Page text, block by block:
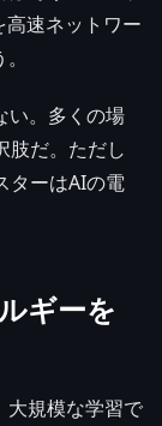
速ネットワー
い。多くの場
肢だ。ただし
ターはAIの電
ギーを
大規模な学習で